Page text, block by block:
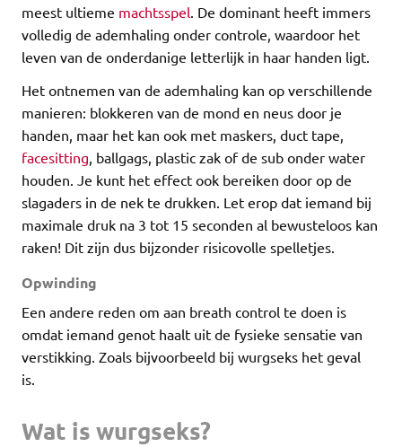
meest ultieme machtsspel. De dominant heeft immers
volledig de ademhaling onder controle, waardoor het
leven van de onderdanige letterlijk in haar handen ligt.
Het ontnemen van de ademhaling kan op verschillende
manieren: blokkeren van de mond en neus door je
handen, maar het kan ook met maskers, duct tape,
facesitting, ballgags, plastic zak of de sub onder water
houden. Je kunt het effect ook bereiken door op de
slagaders in de nek te drukken. Let erop dat iemand bij
maximale druk na 3 tot 15 seconden al bewusteloos kan
raken! Dit zijn dus bijzonder risicovolle spelletjes.
Opwinding
Een andere reden om aan breath control te doen is
omdat iemand genot haalt uit de fysieke sensatie van
verstikking. Zoals bijvoorbeeld bij wurgseks het geval
is.
Wat is wurgseks?